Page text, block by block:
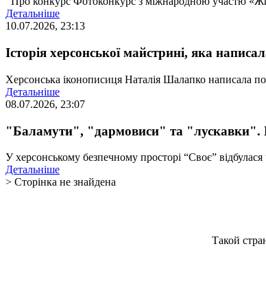
Детальніше
10.07.2026, 23:13
Історія херсонської майстрині, яка
Херсонська іконописиця Наталія Шалапко написала
Детальніше
08.07.2026, 23:07
"Баламути", "дармовиси" та "лускавки". В
У херсонському безпечному просторі “Своє” відбулася
Детальніше
> Сторінка не знайдена
Такой